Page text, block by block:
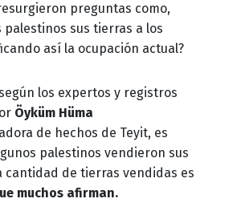
preguntas como,
palestinos sus tierras a los
así la ocupación actual?
los expertos y registros
Öyküm Hüma
de hechos de Teyit, es
palestinos vendieron sus
cantidad de tierras vendidas es
muchos afirman.